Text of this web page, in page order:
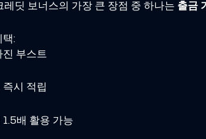
레딧 보너스의 가장 큰 장점 중 하나는 출금
택:
진 부스트
즉시 적립
1.5배 활용 가능